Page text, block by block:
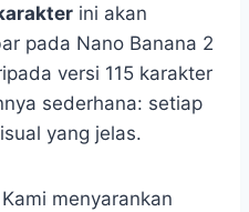
ini akan
pada Nano Banana 2
versi 115 karakter
sederhana: setiap
yang jelas.
menyarankan